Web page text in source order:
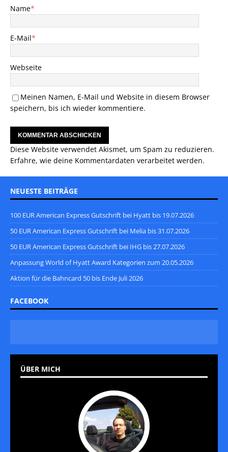
Name*
E-Mail*
Webseite
Meinen Namen, E-Mail und Website in diesem Browser
speichern, bis ich wieder kommentiere.
Diese Website verwendet Akismet, um Spam zu reduzieren.
Erfahre, wie deine Kommentardaten verarbeitet werden.
NEUESTE BEITRÄGE
100 EUR American Express Gutschrift bei Hyatt bis 19.07.2026
50 EUR American Express Gutschrift bei Melia bis 31.07.2026
50 EUR American Express Gutschrift bei IHG bis 27.07.2026
Anpassung World of Hyatt Award Kategorien zum 20.05.2026
Aktion für die Bahncard 50 bis Ende Juli 2026
FACEBOOK
ÜBER MICH